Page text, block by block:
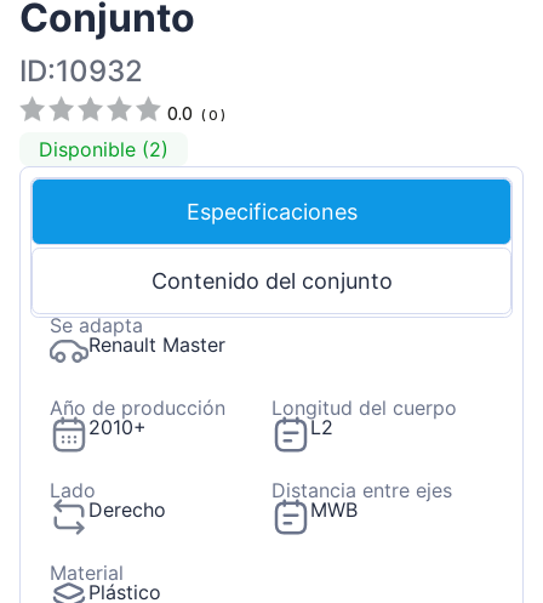
Conjunto
ID:10932
0.0 (0 )
Disponible (2)
Especificaciones
Contenido del conjunto
Se adapta
Renault Master
Año de producción
2010+
Longitud del cuerpo
L2
Lado
Derecho
Distancia entre ejes
MWB
Material
Plástico